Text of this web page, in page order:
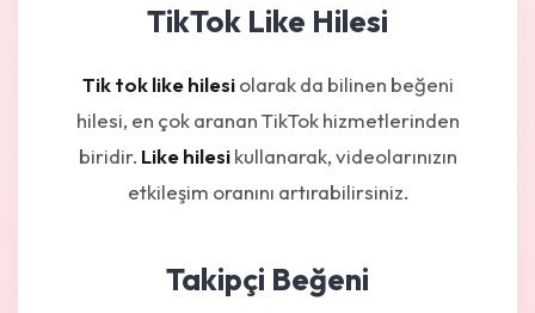
TikTok Like Hilesi
Tik tok like hilesiolarak da bilinen beğeni
hilesi, en çok aranan TikTok hizmetlerinden
biridir. Like hilesikullanarak, videolarınızın
etkileşim oranını artırabilirsiniz.
Takipçi Beğeni